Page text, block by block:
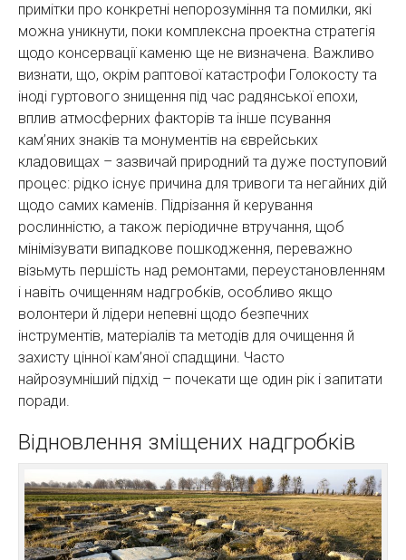
примітки про конкретні непорозуміння та помилки, які
можна уникнути, поки комплексна проектна стратегія
щодо консервації каменю ще не визначена. Важливо
визнати, що, окрім раптової катастрофи Голокосту та
іноді гуртового знищення під час радянської епохи,
вплив атмосферних факторів та інше псування
кам’яних знаків та монументів на єврейських
кладовищах – зазвичай природний та дуже поступовий
процес: рідко існує причина для тривоги та негайних дій
щодо самих каменів. Підрізання й керування
рослинністю, а також періодичне втручання, щоб
мінімізувати випадкове пошкодження, переважно
візьмуть першість над ремонтами, переустановленням
і навіть очищенням надгробків, особливо якщо
волонтери й лідери непевні щодо безпечних
інструментів, матеріалів та методів для очищення й
захисту цінної кам’яної спадщини. Часто
найрозумніший підхід – почекати ще один рік і запитати
поради.
Відновлення зміщених надгробків